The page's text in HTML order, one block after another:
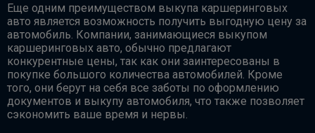
Еще одним преимуществом выкупа каршеринговых
авто является возможность получить выгодную цену за
автомобиль. Компании, занимающиеся выкупом
каршеринговых авто, обычно предлагают
конкурентные цены, так как они заинтересованы в
покупке большого количества автомобилей. Кроме
того, они берут на себя все заботы по оформлению
документов и выкупу автомобиля, что также позволяет
сэкономить ваше время и нервы.